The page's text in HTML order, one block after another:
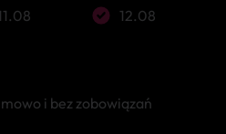
12.08
i bez zobowiązań